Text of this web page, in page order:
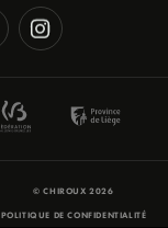
© CHIROUX 2026
POLITIQUE DE CONFIDENTIALITÉ